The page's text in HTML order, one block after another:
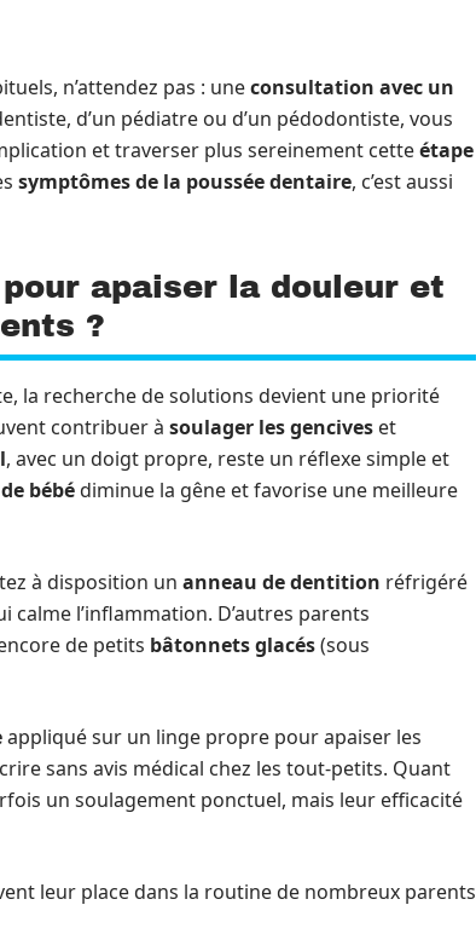
n’attendez pas : uneconsultation avec un
d’un pédiatre ou d’un pédodontiste, vous
et traverser plus sereinement cetteétape
symptômes de la poussée dentaire, c’est aussi
apaiser la douleur et
?
la recherche de solutions devient une priorité
contribuer à soulager les gencives et
, avec un doigt propre, reste un réflexe simple et
bébédiminue la gêne et favorise une meilleure
à disposition un anneau de dentition réfrigéré
l’inflammation. D’autres parents
de petits bâtonnets glacés(sous
appliqué sur un linge propre pour apaiser les
sans avis médical chez les tout-petits. Quant
un soulagement ponctuel, mais leur efficacité
leur place dans la routine de nombreux parents